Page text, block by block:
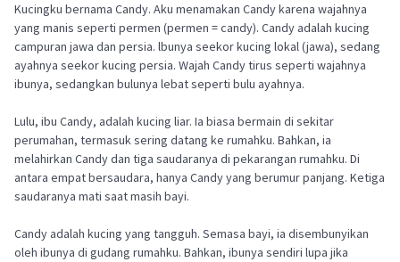
Kucingku bernama Candy. Aku menamakan Candy karena wajahnya
yang manis seperti permen (permen = candy). Candy adalah kucing
campuran jawa dan persia. lbunya seekor kucing lokal (jawa), sedang
ayahnya seekor kucing persia. Wajah Candy tirus seperti wajahnya
ibunya, sedangkan bulunya lebat seperti bulu ayahnya.
Lulu, ibu Candy, adalah kucing liar. Ia biasa bermain di sekitar
perumahan, termasuk sering datang ke rumahku. Bahkan, ia
melahirkan Candy dan tiga saudaranya di pekarangan rumahku. Di
antara empat bersaudara, hanya Candy yang berumur panjang. Ketiga
saudaranya mati saat masih bayi.
Candy adalah kucing yang tangguh. Semasa bayi, ia disembunyikan
oleh ibunya di gudang rumahku. Bahkan, ibunya sendiri lupa jika